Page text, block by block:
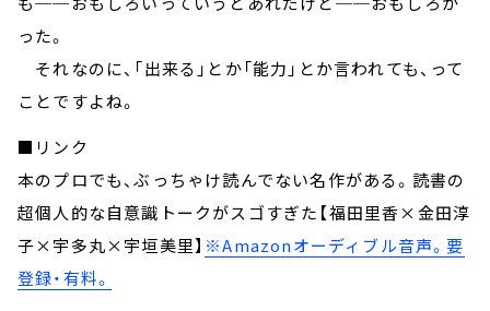
った。
それなのに、「出来る」とか「能力」とか言われても、って
ことですよね。
■リンク
本のプロでも、ぶっちゃけ読んでない名作がある。読書の
超個人的な自意識トークがスゴすぎた【福田里香×金田淳
子×宇多丸×宇垣美里】 ※Amazonオーディブル音声。要
登録・有料。